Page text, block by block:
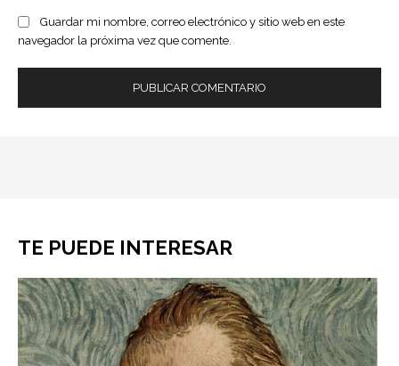
Guardar mi nombre, correo electrónico y sitio web en este
navegador la próxima vez que comente.
TE PUEDE INTERESAR